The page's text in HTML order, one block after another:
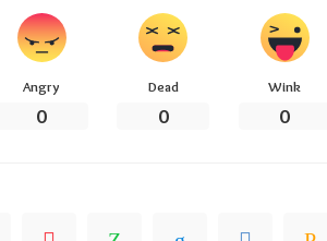
Angry
0
Dead
0
Wink
0